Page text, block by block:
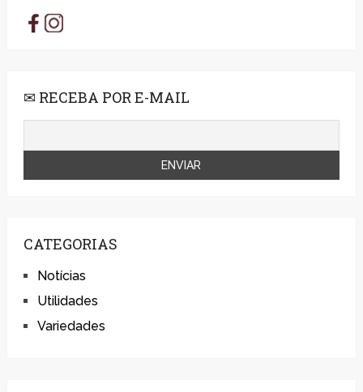
✉ RECEBA POR E-MAIL
CATEGORIAS
Notícias
Utilidades
Variedades